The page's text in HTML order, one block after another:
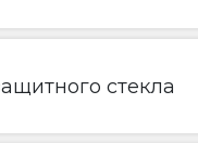
стекла